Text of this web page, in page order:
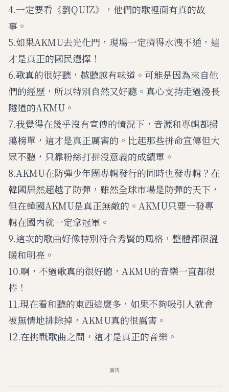
4.一定要看《劉QUIZ》，他們的歌裡面有真的故
事。
5.如果AKMU去光化門，現場一定擠得水洩不通，這
才是真正的國民選擇！
6.歌真的很好聽，越聽越有味道。可能是因為來自他
們的經歷，所以特別自然又好聽。真心支持走過漫長
隧道的AKMU。
7.我覺得在幾乎沒有宣傳的情況下，音源和專輯都掃
蕩榜單，這才是真正厲害的。比起那些拼命宣傳但大
眾不聽，只靠粉絲打拼沒意義的成績單。
8.AKMU在防彈少年團專輯發行的同時也發專輯？在
韓國居然超越了防彈，雖然全球市場是防彈的天下，
但在韓國AKMU是真正無敵的。AKMU只要一發專
輯在國內就一定拿冠軍。
9.這次的歌曲好像特別符合秀賢的風格，整體都很溫
暖和明亮。
10.啊，不過歌真的很好聽，AKMU的音樂一直都很
棒！
11.現在看和聽的東西這麼多，如果不夠吸引人就會
被無情地排除掉，AKMU真的很厲害。
12.在挑戰歌曲之間，這才是真正的音樂。
廣告